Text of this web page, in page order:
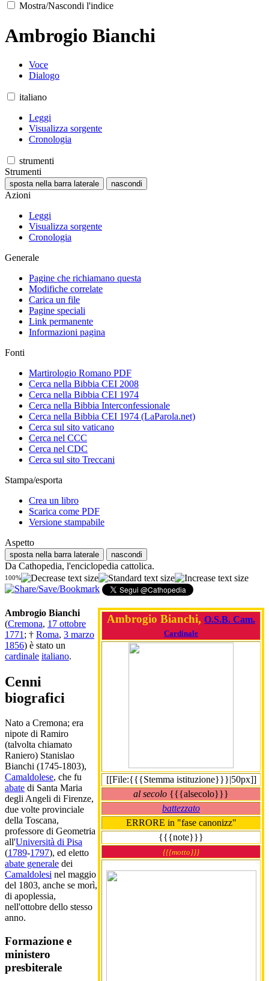
Mostra/Nascondi l'indice
Ambrogio Bianchi
Voce
Dialogo
italiano
Leggi
Visualizza sorgente
Cronologia
strumenti
Strumenti
sposta nella barra laterale nascondi
Azioni
Leggi
Visualizza sorgente
Cronologia
Generale
Pagine che richiamano questa
Modifiche correlate
Carica un file
Pagine speciali
Link permanente
Informazioni pagina
Fonti
Martirologio Romano PDF
Cerca nella Bibbia CEI 2008
Cerca nella Bibbia CEI 1974
Cerca nella Bibbia Interconfessionale
Cerca nella Bibbia CEI 1974 (LaParola.net)
Cerca sul sito vaticano
Cerca nel CCC
Cerca nel CDC
Cerca sul sito Treccani
Stampa/esporta
Crea un libro
Scarica come PDF
Versione stampabile
Aspetto
sposta nella barra laterale nascondi
Da Cathopedia, l'enciclopedia cattolica.
100%
Ambrogio Bianchi, O.S.B. Cam.
Cardinale
[[File:{{{Stemma istituzione}}}|50px]]
al secolo {{{alsecolo}}}
battezzato
ERRORE in "fase canonizz"
{{{note}}}
{{{motto}}}
Ambrogio Bianchi
(Cremona, 17 ottobre
1771 ; † Roma, 3 marzo
1856) è stato un
cardinale italiano.
Cenni
biografici
Nato a Cremona; era
nipote di Ramiro
(talvolta chiamato
Raniero) Stanislao
Bianchi (1745-1803),
Camaldolese, che fu
abate di Santa Maria
degli Angeli di Firenze,
due volte provinciale
della Toscana,
professore di Geometria
all'Università di Pisa
(1789-1797), ed eletto
abate generale dei
Camaldolesi nel maggio
del 1803, anche se morì,
di apoplessia,
nell'ottobre dello stesso
anno.
Formazione e
ministero
presbiterale